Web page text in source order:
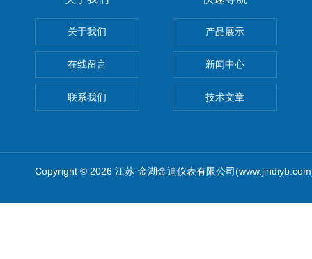
关于我们
在线留言
联系我们
产品展示
新闻中心
技术文章
Copyright © 2026 江苏·金湖金迪仪表有限公司